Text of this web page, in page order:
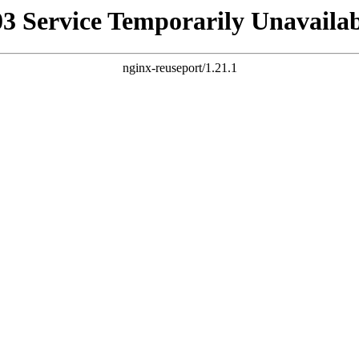
Service Temporarily
nginx-reuseport/1.21.1